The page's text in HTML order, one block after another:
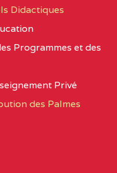
COLLEGE
Didactiques
Programmes et des
Privé
des Palmes